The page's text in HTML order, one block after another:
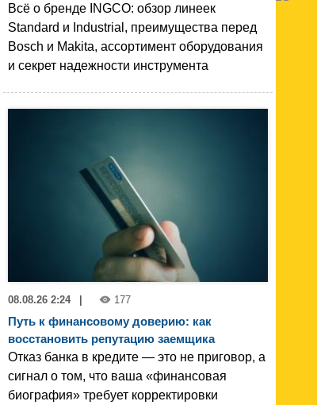
Всё о бренде INGCO: обзор линеек
Standard и Industrial, преимущества перед
Bosch и Makita, ассортимент оборудования
и секрет надежности инструмента
08.08.26 2:24 177
Путь к финансовому доверию: как
восстановить репутацию заемщика
Отказ банка в кредите — это не приговор, а
сигнал о том, что ваша «финансовая
биография» требует корректировки